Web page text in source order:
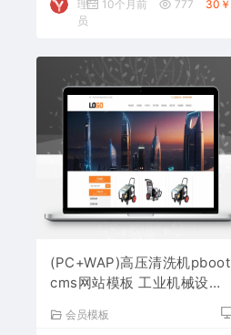
理
员
10个月前 777 30￥
(PC+WAP)高压清洗机pboot
cms网站模板 工业机械设备
会员模板